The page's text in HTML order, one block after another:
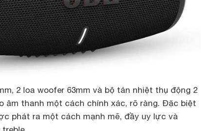
2 loa woofer 63mm và bộ tản nhiệt thụ động 2
âm thanh một cách chính xác, rõ ràng. Đặc biệt
phát ra một cách mạnh mẽ, đầy uy lực và